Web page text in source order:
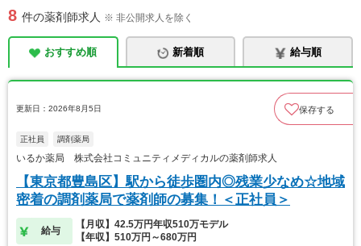
8 件の薬剤師求人 ※ 非公開求人を除く
おすすめ順 新着順 給与順
更新日：2026年8月5日 保存する
正社員 調剤薬局
いるか薬局 株式会社コミュニティメディカルの薬剤師求人
【東京都豊島区】駅から徒歩圏内◎残業少なめ☆地域
密着の調剤薬局で薬剤師の募集！＜正社員＞
給与
【月収】42.5万円年収510万モデル
【年収】510万円～680万円